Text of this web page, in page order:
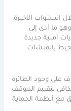
السنوات الأخيرة،
ما أدى إلى
أمنية جديدة
بالمنشآت
على وجود الطائرة
لتقييم الموقف
مع أنظمة الحماية